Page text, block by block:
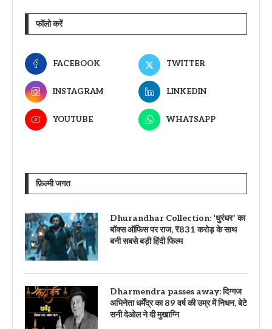
फॉलो करें
FACEBOOK TWITTER
INSTAGRAM LINKEDIN
YOUTUBE WHATSAPP
फ़िल्मी जगत
Dhurandhar Collection: ‘धुरंधर’ का
बॉक्स ऑफिस पर राज, ₹831 करोड़ के साथ
बनी सबसे बड़ी हिंदी फिल्म
Dharmendra passes away: दिग्गज
अभिनेता धर्मेंद्र का 89 वर्ष की उम्र में निधन, बेटे
सनी देओल ने दी मुखाग्नि